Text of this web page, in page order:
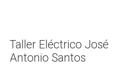
Taller Eléctrico José
Antonio Santos